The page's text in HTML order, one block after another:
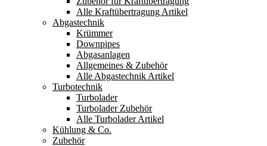
Alle Kraftübertragung Artikel
Abgastechnik
Krümmer
Downpipes
Abgasanlagen
Allgemeines & Zubehör
Alle Abgastechnik Artikel
Turbotechnik
Turbolader
Turbolader Zubehör
Alle Turbolader Artikel
Kühlung & Co.
Zubehör